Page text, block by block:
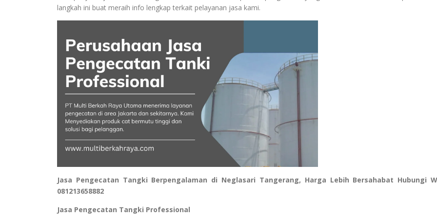
langkah ini buat meraih info lengkap terkait pelayanan jasa kami.
Jasa Pengecatan Tangki Berpengalaman di Neglasari Tangerang, Harga Lebih Bersahabat Hubungi
081213658882
Jasa Pengecatan Tangki Professional